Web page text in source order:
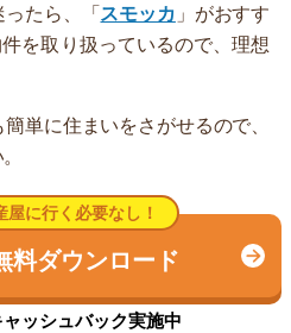
たら、「 スモッカ 」がおすす
を取り扱っているので、理想
単に住まいをさがせるので、
屋に行く必要なし！
料ダウンロード
ッシュバック実施中